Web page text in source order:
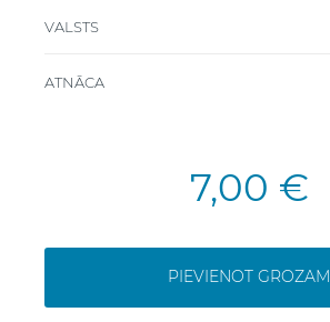
VALSTS
ATNĀCA
7,00 €
PIEVIENOT GROZAM